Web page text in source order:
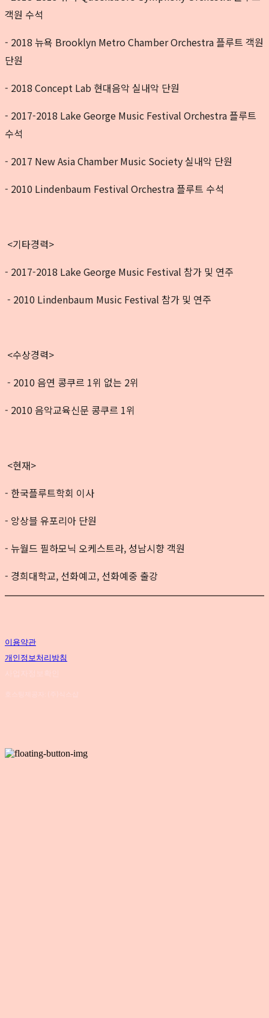
객원 수석
- 2018 뉴욕 Brooklyn Metro Chamber Orchestra 플루트 객원
단원
- 2018 Concept Lab 현대음악 실내악 단원
- 2017-2018 Lake George Music Festival Orchestra 플루트
수석
- 2017 New Asia Chamber Music Society 실내악 단원
- 2010 Lindenbaum Festival Orchestra 플루트 수석
<기타경력>
- 2017-2018 Lake George Music Festival 참가 및 연주
- 2010 Lindenbaum Music Festival 참가 및 연주
<수상경력>
- 2010 음연 콩쿠르 1위 없는 2위
- 2010 음악교육신문 콩쿠르 1위
<현재>
- 한국플루트학회 이사
- 앙상블 유포리아 단원
- 뉴월드 필하모닉 오케스트라, 성남시향 객원
- 경희대학교, 선화예고, 선화예중 출강
이용약관
개인정보처리방침